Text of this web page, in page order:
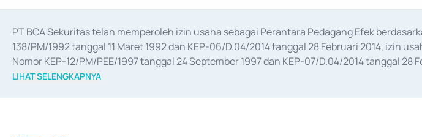
PT BCA Sekuritas telah memperoleh izin usaha sebagai Perantara Pedagang Efek
138/PM/1992 tanggal 11 Maret 1992 dan KEP-06/D.04/2014 tanggal 28 Februari 2014, izin
Nomor KEP-12/PM/PEE/1997 tanggal 24 September 1997 dan KEP-07/D.04/2014 tanggal
merger, akuisisi, divestasi, dan
LIHAT SELENGKAPNYA